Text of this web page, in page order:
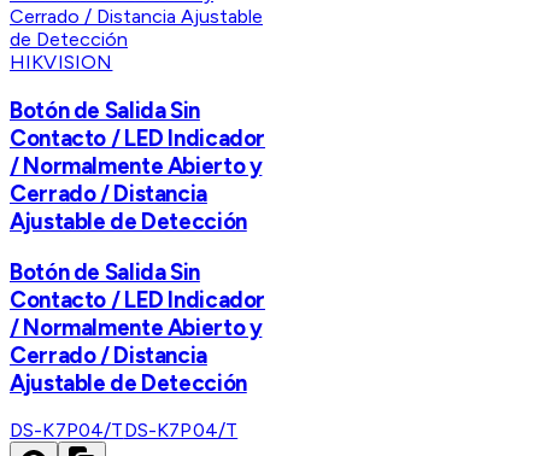
HIKVISION
Botón de Salida Sin
Contacto / LED Indicador
/ Normalmente Abierto y
Cerrado / Distancia
Ajustable de Detección
Botón de Salida Sin
Contacto / LED Indicador
/ Normalmente Abierto y
Cerrado / Distancia
Ajustable de Detección
DS-K7P04/TDS-K7P04/T